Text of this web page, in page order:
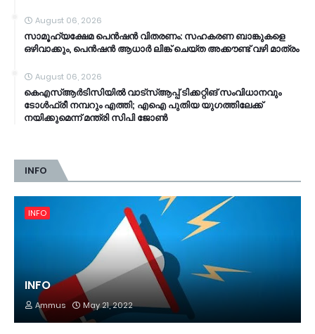
August 06, 2026
സാമൂ​ഹ്യക്ഷേമ പെൻഷൻ വിതരണം: സഹകരണ ബാങ്കുകളെ
ഒഴിവാക്കും, പെൻഷൻ ആധാർ‌ ലിങ്ക് ചെയ്ത അക്കൗണ്ട് വഴി മാത്രം
August 06, 2026
കെഎസ്ആര്‍ടിസിയിൽ വാട്‌സ്ആപ്പ് ടിക്കറ്റിങ് സംവിധാനവും
ടോൾഫ്രീ നമ്പറും എത്തി; എഐ പുതിയ യുഗത്തിലേക്ക്
നയിക്കുമെന്ന് മന്ത്രി സിപി ജോൺ
INFO
INFO
INFO
Ammus May 21, 2022